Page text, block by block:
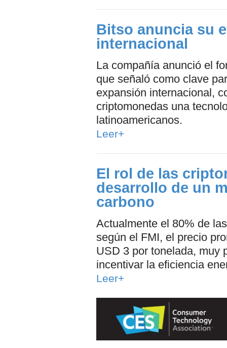
Bitso anuncia su
internacional
La compañía anunció el
que señaló como clave
expansión internacional,
criptomonedas una
latinoamericanos.
Leer+
El rol de las
desarrollo de un
carbono
Actualmente el 80% de
según el FMI, el precio
USD 3 por tonelada, muy
incentivar la eficiencia
Leer+